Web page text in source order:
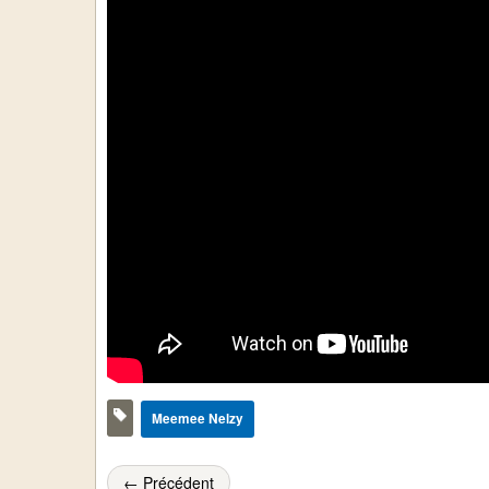
Meemee Nelzy
← Précédent